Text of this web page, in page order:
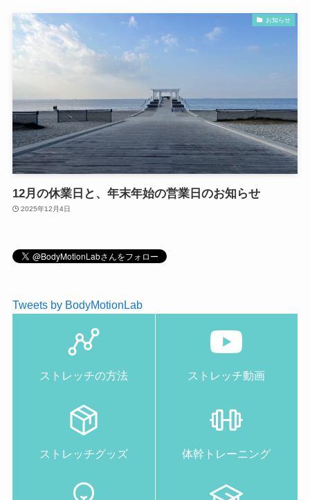
お知らせ
12月の休業日と、年末年始の営業日のお知らせ
2025年12月4日
Tweets by BodyMotionLab
ストレッチの方法 ストレッチ動画
ストレッチグッズ 体幹トレーニング